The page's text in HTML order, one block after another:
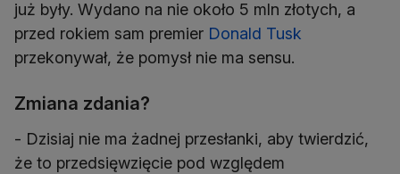
już były. Wydano na nie około 5 mln złotych, a
przed rokiem sam premier Donald Tusk
przekonywał, że pomysł nie ma sensu.
Zmiana zdania?
- Dzisiaj nie ma żadnej przesłanki, aby twierdzić,
że to przedsięwzięcie pod względem